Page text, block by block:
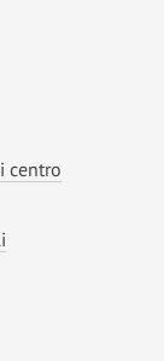
centro